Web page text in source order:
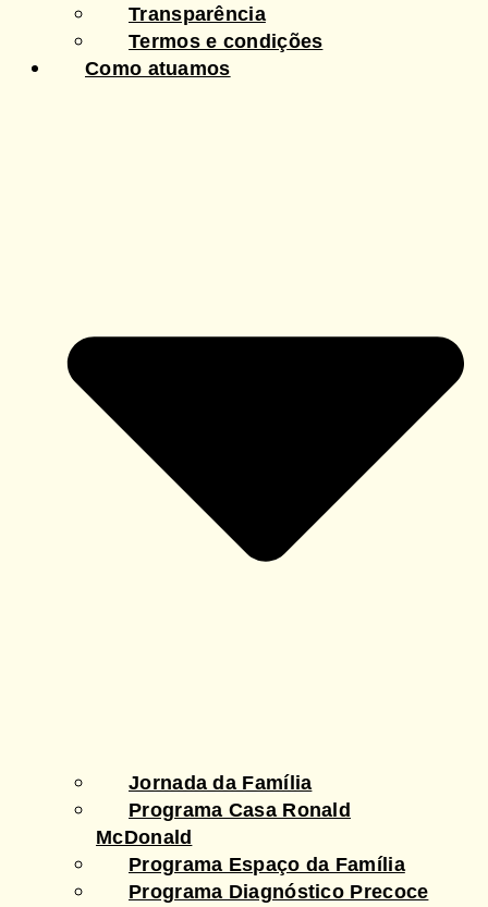
Transparência
Termos e condições
Como atuamos
Jornada da Família
Programa Casa Ronald
McDonald
Programa Espaço da Família
Programa Diagnóstico Precoce